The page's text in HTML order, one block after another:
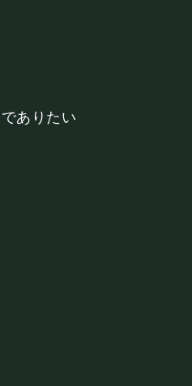
All Rights Reserved.
ありたい